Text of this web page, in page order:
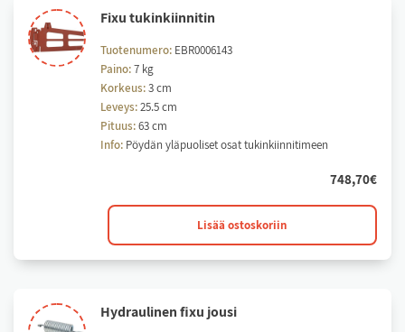
Fi­xu tu­kin­kiin­ni­tin
Tuotenumero: EBR0006143
Paino:7 kg
Korkeus:3 cm
Leveys:25.5 cm
Pituus:63 cm
Info: Pöydän yläpuoliset osat tukinkiinnitimeen
748,70€
määrä
Lisää ostoskoriin
Hyd­rau­li­nen fi­xu jou­si